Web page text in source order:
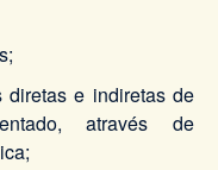
e indiretas de
através de